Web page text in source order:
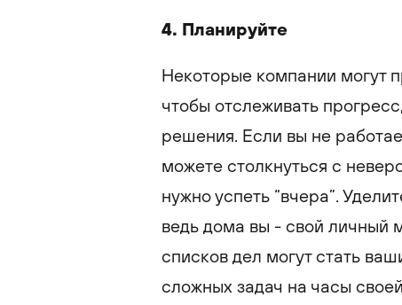
4. Планируйте
Некоторые компании могут
чтобы отслеживать
решения. Если вы не
можете столкнуться с
нужно успеть “вчера”.
ведь дома вы - свой личный
списков дел могут стать
сложных задач на часы